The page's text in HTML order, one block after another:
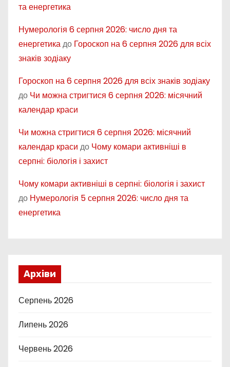
та енергетика
Нумерологія 6 серпня 2026: число дня та
енергетикадо Гороскоп на 6 серпня 2026 для всіх
знаків зодіаку
Гороскоп на 6 серпня 2026 для всіх знаків зодіаку
до Чи можна стригтися 6 серпня 2026: місячний
календар краси
Чи можна стригтися 6 серпня 2026: місячний
календар краси до Чому комари активніші в
серпні: біологія і захист
Чому комари активніші в серпні: біологія і захист
до Нумерологія 5 серпня 2026: число дня та
енергетика
Архіви
Серпень 2026
Липень 2026
Червень 2026